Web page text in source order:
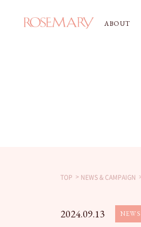
ABOUT
TOP NEWS & CAMPAIGN
2024.09.13 NEWS